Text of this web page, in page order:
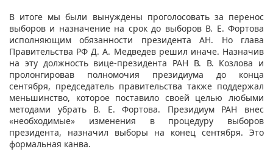
В итоге мы были вынуждены проголосовать за перенос
выборов и назначение на срок до выборов В. Е. Фортова
исполняющим обязанности президента АН. Но глава
Правительства РФ Д. А. Медведев решил иначе. Назначив
на эту должность вице-президента РАН В. В. Козлова и
пролонгировав полномочия президиума до конца
сентября, председатель правительства также поддержал
меньшинство, которое поставило своей целью любыми
методами убрать В. Е. Фортова. Президиум РАН внес
«необходимые» изменения в процедуру выборов
президента, назначил выборы на конец сентября. Это
формальная канва.